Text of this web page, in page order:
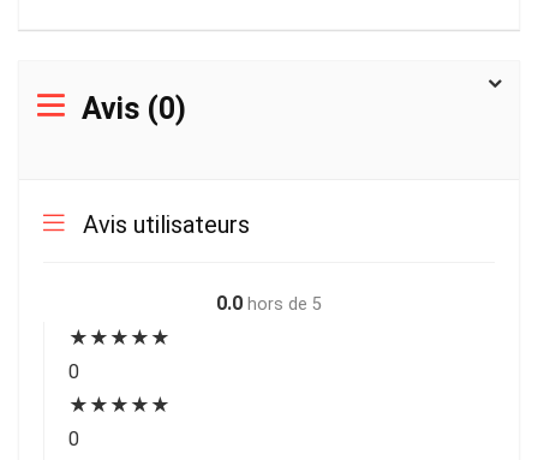
Avis (0)
Avis utilisateurs
0.0 hors de 5
★ ★ ★ ★ ★
0
★ ★ ★ ★ ★
0